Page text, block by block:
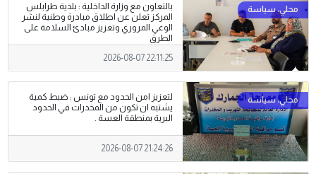
بالتعاون مع وزارة الداخلية : بلدية طرابلس
المركز تعلن عن اطلاق مبادرة وطنية لنشر
الوعي المروري وتعزيز مبادئ السلامة على
الطرق
2026-08-07 22:11:25
لتعزيز امن الحدود مع تونس : ضبط كمية
يشتبه ان تكون من المخدرات في الحدود
البرية بمنطقة العسة .
2026-08-07 21:24:26